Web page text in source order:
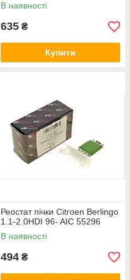
В наявності
635 ₴
Купити
Реостат пічки Citroen Berlingo
1.1-2.0HDI 96- AIC 55296
В наявності
494 ₴